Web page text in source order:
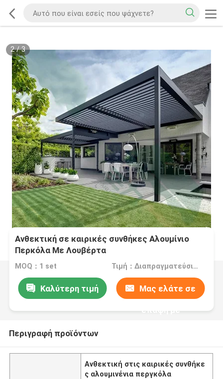
2/3
Ανθεκτική σε καιρικές συνθήκες Αλουμίνιο
Περκόλα Με Λουβέρτα
MOQ：1 set Τιμή：Διαπραγματεύσιμα
Καλύτερη τιμή Μας ελάτε σε
επαφή με
Περιγραφή προϊόντων
Ανθεκτική στις καιρικές συνθήκε
ς αλουμινένια περγκόλα